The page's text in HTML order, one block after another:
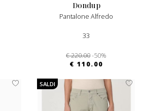
dondup
Pantalone Alfredo
33
€ 220.00-50%
€ 110.00
SALDI